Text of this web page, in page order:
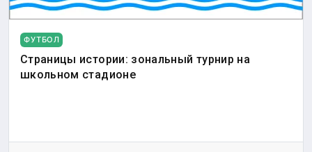
ФУТБОЛ
Страницы истории: зональный турнир на
школьном стадионе